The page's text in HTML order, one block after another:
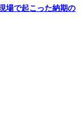
場で起こった納期の